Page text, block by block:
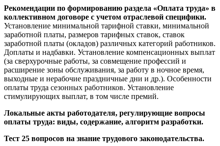
Рекомендации по формированию раздела «Оплата труда» в
коллективном договоре с учетом отраслевой специфики.
Установление минимальной тарифной ставки, минимальной
заработной платы, размеров тарифных ставок, ставок
заработной платы (окладов) различных категорий работников.
Доплаты и надбавки. Установление компенсационных выплат
(за сверхурочные работы, за совмещение профессий и
расширение зоны обслуживания, за работу в ночное время,
выходные и нерабочие праздничные дни и др.). Особенности
оплаты труда сезонных работников. Установление
стимулирующих выплат, в том числе премий.
Локальные акты работодателя, регулирующие вопросы
оплаты труда: виды, содержание, алгоритм разработки.
Тест 25 вопросов на знание трудового законодательства.